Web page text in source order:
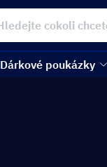
Dárkové poukázky